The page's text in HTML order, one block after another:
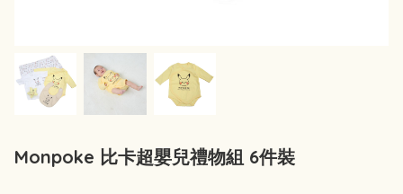
Monpoke 比卡超嬰兒禮物組 6件裝